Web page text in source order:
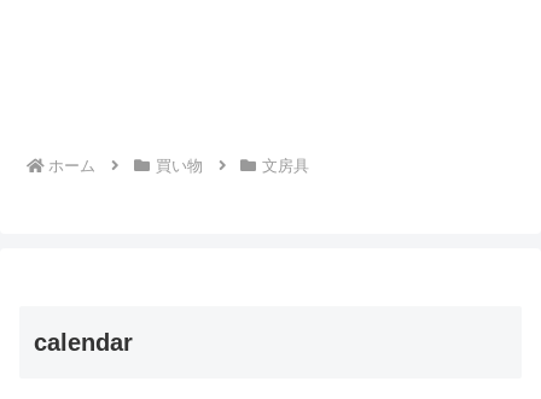
ホーム 買い物 文房具
calendar